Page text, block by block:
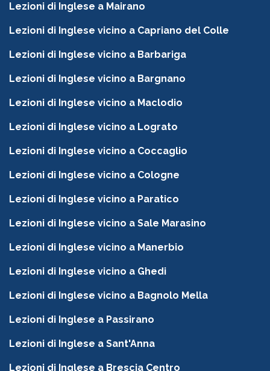
Lezioni di Inglese a Mairano
Lezioni di Inglese vicino a Capriano del Colle
Lezioni di Inglese vicino a Barbariga
Lezioni di Inglese vicino a Bargnano
Lezioni di Inglese vicino a Maclodio
Lezioni di Inglese vicino a Lograto
Lezioni di Inglese vicino a Coccaglio
Lezioni di Inglese vicino a Cologne
Lezioni di Inglese vicino a Paratico
Lezioni di Inglese vicino a Sale Marasino
Lezioni di Inglese vicino a Manerbio
Lezioni di Inglese vicino a Ghedi
Lezioni di Inglese vicino a Bagnolo Mella
Lezioni di Inglese a Passirano
Lezioni di Inglese a Sant'Anna
Lezioni di Inglese a Brescia Centro